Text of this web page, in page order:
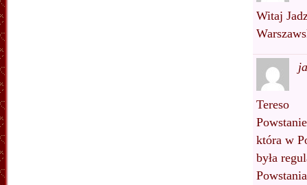
Witaj
Tereso
która w
była